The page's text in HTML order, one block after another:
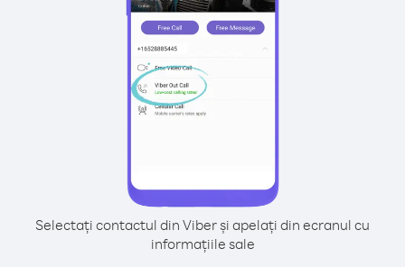
Selectați contactul din Viber și apelați din ecranul cu
informațiile sale